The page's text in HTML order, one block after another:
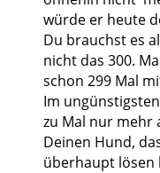
würde er heute
Du brauchst es
nicht das 300.
schon 299 Mal
Im
zu Mal nur mehr
Deinen Hund,
überhaupt lösen